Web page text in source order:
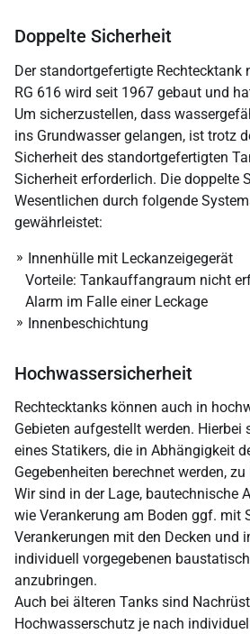
Doppelte Sicherheit
Der standortgefertigte Rechtecktank
RG 616 wird seit 1967 gebaut und
Um sicherzustellen, dass
ins Grundwasser gelangen, ist trotz
Sicherheit des standortgefertigten
Sicherheit erforderlich. Die doppelte
Wesentlichen durch folgende
gewährleistet:
Innenhülle mit Leckanzeigegerät
Vorteile: Tankauffangraum nicht
Alarm im Falle einer Leckage
Innenbeschichtung
Hochwassersicherheit
Rechtecktanks können auch in
Gebieten aufgestellt werden. Hierbei
eines Statikers, die in Abhängigkeit
Gegebenheiten berechnet werden,
Wir sind in der Lage, bautechnische
wie Verankerung am Boden ggf. mit
Verankerungen mit den Decken und
individuell vorgegebenen
anzubringen.
Auch bei älteren Tanks sind
Hochwasserschutz je nach